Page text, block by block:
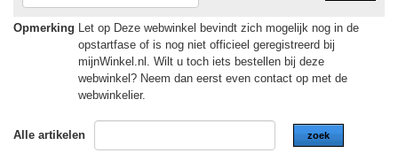
Opmerking Let op Deze webwinkel bevindt zich mogelijk nog in de
opstartfase of is nog niet officieel geregistreerd bij
mijnWinkel.nl. Wilt u toch iets bestellen bij deze
webwinkel? Neem dan eerst even contact op met de
webwinkelier.
Alle artikelen zoek